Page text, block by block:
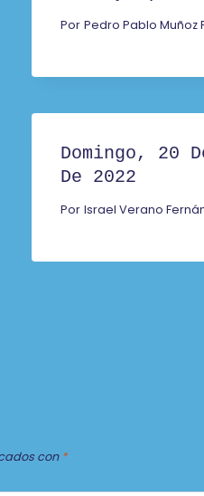
Por Pedro Pablo Muñoz
Domingo, 20
De 2022
Por Israel Verano
con *